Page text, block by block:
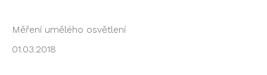
Měření umělého osvětlení
01.03.2018